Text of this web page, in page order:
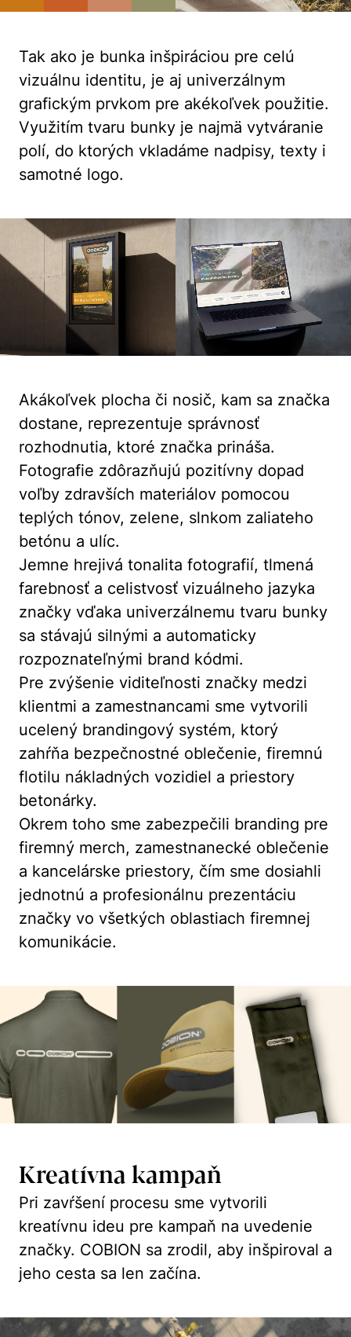
Tak ako je bunka inšpiráciou pre celú
vizuálnu identitu, je aj univerzálnym
grafickým prvkom pre akékoľvek použitie.
Využitím tvaru bunky je najmä vytváranie
polí, do ktorých vkladáme nadpisy, texty i
samotné logo.
Akákoľvek plocha či nosič, kam sa značka
dostane, reprezentuje správnosť
rozhodnutia, ktoré značka prináša.
Fotografie zdôrazňujú pozitívny dopad
voľby zdravších materiálov pomocou
teplých tónov, zelene, slnkom zaliateho
betónu a ulíc.
Jemne hrejivá tonalita fotografií, tlmená
farebnosť a celistvosť vizuálneho jazyka
značky vďaka univerzálnemu tvaru bunky
sa stávajú silnými a automaticky
rozpoznateľnými brand kódmi.
Pre zvýšenie viditeľnosti značky medzi
klientmi a zamestnancami sme vytvorili
ucelený brandingový systém, ktorý
zahŕňa bezpečnostné oblečenie, firemnú
flotilu nákladných vozidiel a priestory
betonárky.
Okrem toho sme zabezpečili branding pre
firemný merch, zamestnanecké oblečenie
a kancelárske priestory, čím sme dosiahli
jednotnú a profesionálnu prezentáciu
značky vo všetkých oblastiach firemnej
komunikácie.
Kreatívna kampaň
Pri zavŕšení procesu sme vytvorili
kreatívnu ideu pre kampaň na uvedenie
značky. COBION sa zrodil, aby inšpiroval a
jeho cesta sa len začína.